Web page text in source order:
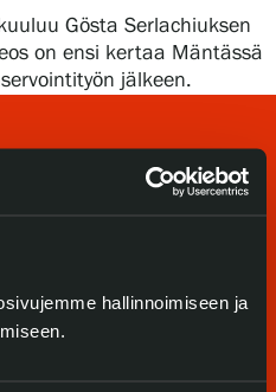
hallinnoimiseen ja
Gösta Serlachiuksen
on ensi kertaa Mäntässä
jälkeen.